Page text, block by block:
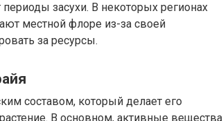
засухи. В некоторых регионах
местной флоре из-за своей
за ресурсы.
составом, который делает его
В основном, активные вещества